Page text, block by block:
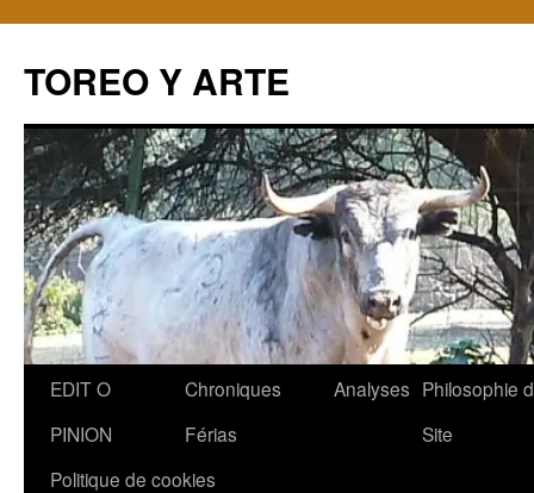
TOREO Y ARTE
Aller
contenu
EDIT O
PINION
Chroniques
Férias
Analyses Philosophie
Site
Politique de cookies